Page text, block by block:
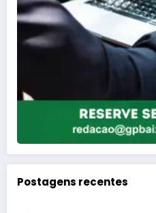
Postagens recentes